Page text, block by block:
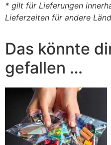
* gilt für Lieferungen
Lieferzeiten für andere
Das könnte
gefallen …